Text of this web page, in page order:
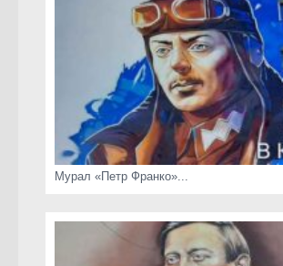
Мурал «Петр Франко»...